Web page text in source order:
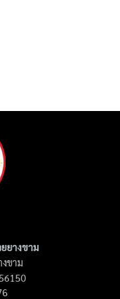
ยางขาม
ขาม